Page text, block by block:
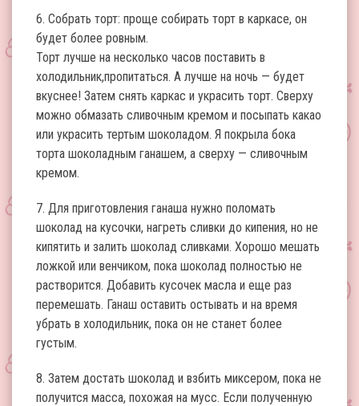
6. Собрать торт: проще собирать торт в каркасе, он
будет более ровным.
Торт лучше на несколько часов поставить в
холодильник,пропитаться. А лучше на ночь — будет
вкуснее! Затем снять каркас и украсить торт. Сверху
можно обмазать сливочным кремом и посыпать какао
или украсить тертым шоколадом. Я покрыла бока
торта шоколадным ганашем, а сверху — сливочным
кремом.
7. Для приготовления ганаша нужно поломать
шоколад на кусочки, нагреть сливки до кипения, но не
кипятить и залить шоколад сливками. Хорошо мешать
ложкой или венчиком, пока шоколад полностью не
растворится. Добавить кусочек масла и еще раз
перемешать. Ганаш оставить остывать и на время
убрать в холодильник, пока он не станет более
густым.
8. Затем достать шоколад и взбить миксером, пока не
получится масса, похожая на мусс. Если полученную